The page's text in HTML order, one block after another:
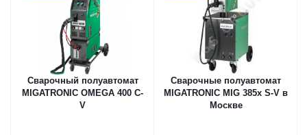
Сварочный полуавтомат
MIGATRONIC OMEGA 400 C-
V
Сварочные полуавтомат
MIGATRONIC MIG 385x S-V в
Москве